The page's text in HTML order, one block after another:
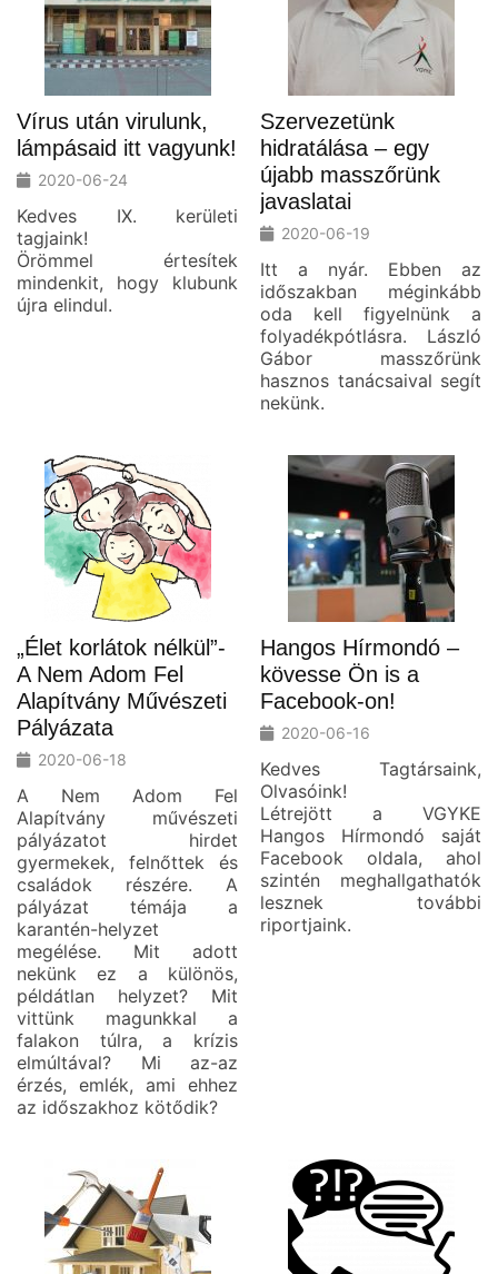
Vírus után virulunk,
lámpásaid itt vagyunk!
2020-06-24
Kedves IX. kerületi
tagjaink!
Örömmel értesítek
mindenkit, hogy klubunk
újra elindul.
Szervezetünk
hidratálása – egy
újabb masszőrünk
javaslatai
2020-06-19
Itt a nyár. Ebben az
időszakban méginkább
oda kell figyelnünk a
folyadékpótlásra. László
Gábor masszőrünk
hasznos tanácsaival segít
nekünk.
„Élet korlátok nélkül”-
A Nem Adom Fel
Alapítvány Művészeti
Pályázata
2020-06-18
A Nem Adom Fel
Alapítvány művészeti
pályázatot hirdet
gyermekek, felnőttek és
családok részére. A
pályázat témája a
karantén-helyzet
megélése. Mit adott
nekünk ez a különös,
példátlan helyzet? Mit
vittünk magunkkal a
falakon túlra, a krízis
elmúltával? Mi az-az
érzés, emlék, ami ehhez
az időszakhoz kötődik?
Hangos Hírmondó –
kövesse Ön is a
Facebook-on!
2020-06-16
Kedves Tagtársaink,
Olvasóink!
Létrejött a VGYKE
Hangos Hírmondó saját
Facebook oldala, ahol
szintén meghallgathatók
lesznek további
riportjaink.